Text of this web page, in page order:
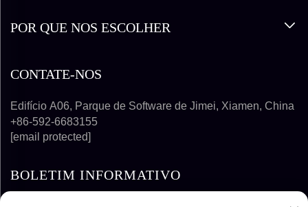
POR QUE NOS ESCOLHER
CONTATE-NOS
Edifício A06, Parque de Software de Jimei, Xiamen, China
+86-592-6683155
[email protected]
BOLETIM INFORMATIVO